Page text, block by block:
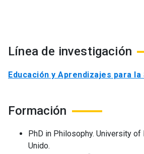
Línea de investigación
Educación y Aprendizajes para
Formación
PhD in Philosophy. University of
Unido.